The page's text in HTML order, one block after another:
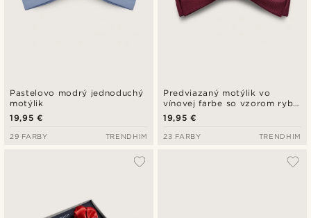
Pastelovo modrý jednoduchý
motýlik
19,95 €
29 FARBY TRENDHIM
Predviazaný motýlik vo
vínovej farbe so vzorom rybej
kosti
19,95 €
23 FARBY TRENDHIM